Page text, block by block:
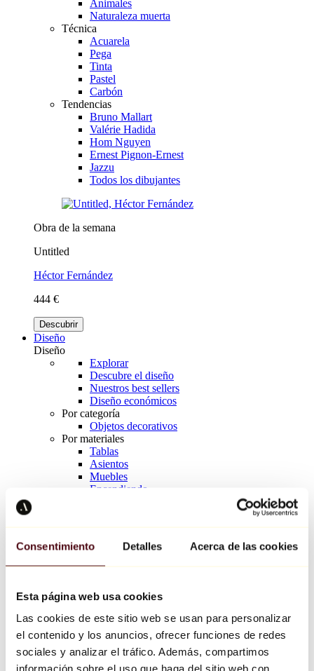
Consentimiento Detalles Acerca de las cookies
Esta página web usa cookies
Las cookies de este sitio web se usan para personalizar
el contenido y los anuncios, ofrecer funciones de redes
sociales y analizar el tráfico. Además, compartimos
información sobre el uso que haga del sitio web con
Animales
Naturaleza muerta
Técnica
Acuarela
Pega
Tinta
Pastel
Carbón
Tendencias
Bruno Mallart
Valérie Hadida
Hom Nguyen
Ernest Pignon-Ernest
Jazzu
Todos los dibujantes
Obra de la semana
Untitled
Héctor Fernández
444 €
Descubrir
Diseño
Diseño
Explorar
Descubre el diseño
Nuestros best sellers
Diseño económicos
Por categoría
Objetos decorativos
Por materiales
Tablas
Asientos
Muebles
Encendiendo
Richard Orlinski
Keith Haring
Jeff Koons
Jean-Michel Basquiat
Todos los diseñadores
Obra de la semana